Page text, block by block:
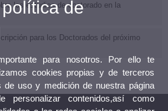
los estudios de doctorado en la
para los Doctorados del próximo
de
para nosotros. Por ello te
cookies propias y de terceros
de uso y medición de nuestra página
contenidos,así como